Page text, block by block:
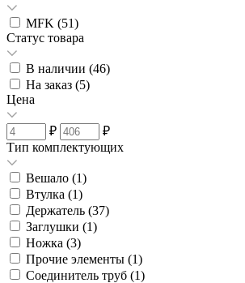
MFK (51)
Статус товара
В наличии (46)
На заказ (5)
Цена
₽
₽
Тип комплектующих
Вешало (1)
Втулка (1)
Держатель (37)
Заглушки (1)
Ножка (3)
Прочие элементы (1)
Соединитель труб (1)